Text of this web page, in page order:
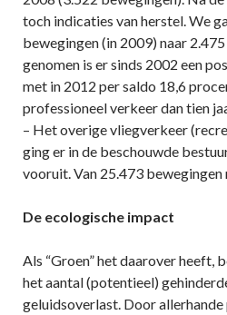
toch indicaties van herstel. We
bewegingen (in 2009) naar
genomen is er sinds 2002 een
met in 2012 per saldo 18,6
professioneel verkeer dan tien
– Het overige vliegverkeer
ging er in de beschouwde
vooruit. Van 25.473 bewegingen
De ecologische impact
Als “Groen” het daarover heeft,
het aantal (potentieel)
geluidsoverlast. Door allerhande